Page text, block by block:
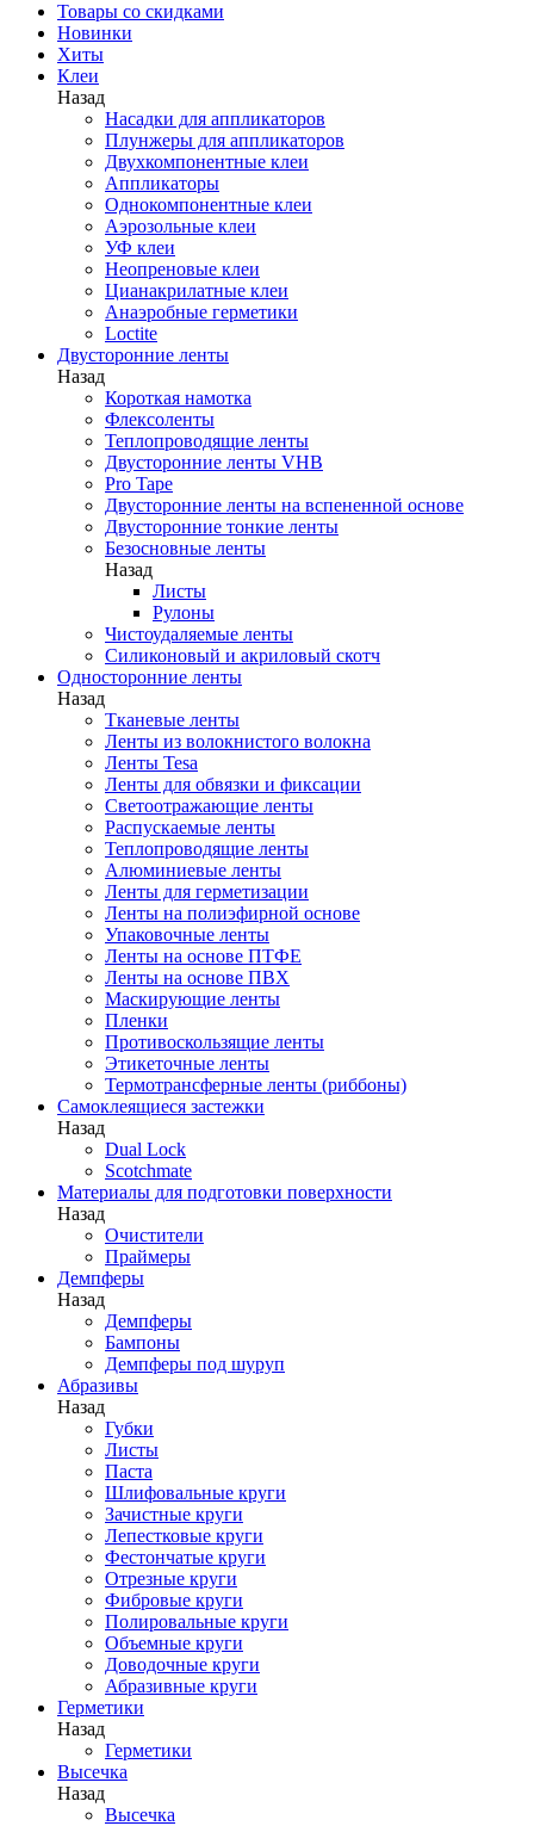
Товары со скидками
Новинки
Хиты
Клеи
Назад
Насадки для аппликаторов
Плунжеры для аппликаторов
Двухкомпонентные клеи
Аппликаторы
Однокомпонентные клеи
Аэрозольные клеи
УФ клеи
Неопреновые клеи
Цианакрилатные клеи
Анаэробные герметики
Loctite
Двусторонние ленты
Назад
Короткая намотка
Флексоленты
Теплопроводящие ленты
Двусторонние ленты VHB
Pro Tape
Двусторонние ленты на вспененной основе
Двусторонние тонкие ленты
Безосновные ленты
Назад
Листы
Рулоны
Чистоудаляемые ленты
Силиконовый и акриловый скотч
Односторонние ленты
Назад
Тканевые ленты
Ленты из волокнистого волокна
Ленты Tesa
Ленты для обвязки и фиксации
Светоотражающие ленты
Распускаемые ленты
Теплопроводящие ленты
Алюминиевые ленты
Ленты для герметизации
Ленты на полиэфирной основе
Упаковочные ленты
Ленты на основе ПТФЕ
Ленты на основе ПВХ
Маскирующие ленты
Пленки
Противоскользящие ленты
Этикеточные ленты
Термотрансферные ленты (риббоны)
Cамоклеящиеся застежки
Назад
Dual Lock
Scotchmate
Материалы для подготовки поверхности
Назад
Очистители
Праймеры
Демпферы
Назад
Демпферы
Бампоны
Демпферы под шуруп
Абразивы
Назад
Губки
Листы
Паста
Шлифовальные круги
Зачистные круги
Лепестковые круги
Фестончатые круги
Отрезные круги
Фибровые круги
Полировальные круги
Объемные круги
Доводочные круги
Абразивные круги
Герметики
Назад
Герметики
Высечка
Назад
Высечка